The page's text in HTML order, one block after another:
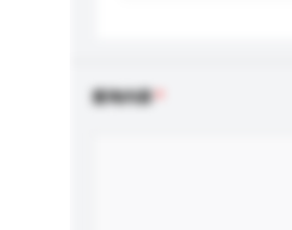
查询内容